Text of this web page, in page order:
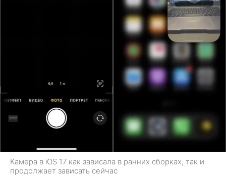
Камера в iOS 17 как зависала в ранних сборках, так и
продолжает зависать сейчас